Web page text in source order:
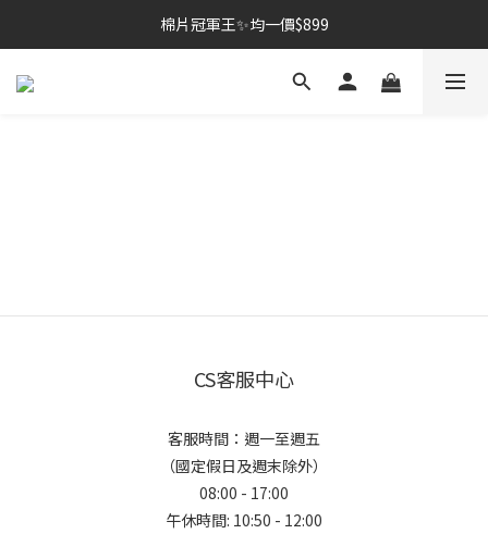
棉片冠軍王✨均一價$899
棉片冠軍王✨均一價$899
夏季深層清潔必備🫧張員瑛洗臉機
CS客服中心
客服時間：週一至週五
（國定假日及週末除外）
08:00 - 17:00
午休時間: 10:50 - 12:00